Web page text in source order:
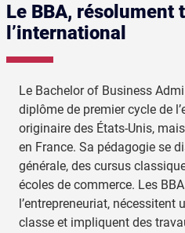
Le BBA, résolument
l’international
Le Bachelor of Business
diplôme de premier cycle de
originaire des États-Unis,
en France. Sa pédagogie se
générale, des cursus
écoles de commerce. Les
l’entrepreneuriat,
classe et impliquent des